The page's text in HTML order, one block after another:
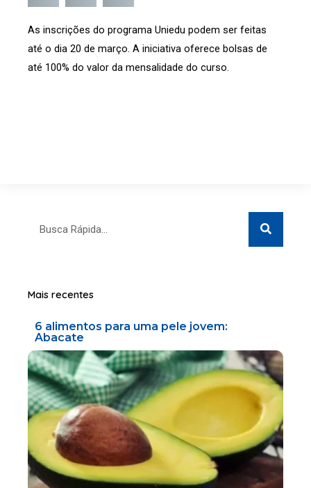
As inscrições do programa Uniedu podem ser feitas
até o dia 20 de março. A iniciativa oferece bolsas de
até 100% do valor da mensalidade do curso.
Search
Mais recentes
6 alimentos para uma pele jovem:
Abacate